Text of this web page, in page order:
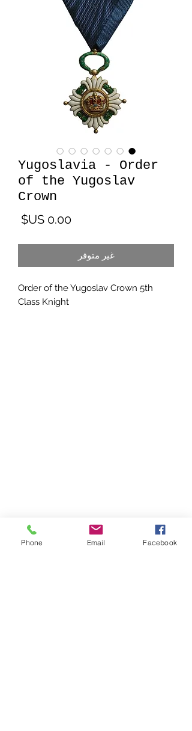
Yugoslavia - Order
of the Yugoslav
Crown
غير متوفر
Order of the Yugoslav Crown 5th
Class Knight
Phone Email Facebook